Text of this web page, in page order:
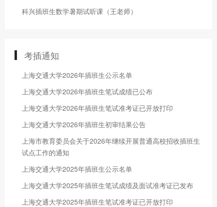
科兴插班生数学暑期试听课（王老师）
考插通知
上海交通大学2026年插班生公示名单
上海交通大学2026年插班生笔试成绩已公布
上海交通大学2026年插班生笔试准考证已开放打印
上海交通大学2026年插班生初审结果公告
上海市教育委员会关于2026年继续开展普通高校招收插班生
试点工作的通知
上海交通大学2025年插班生公示名单
上海交通大学2025年插班生笔试成绩及面试准考证已发布
上海交通大学2025年插班生笔试准考证已开放打印